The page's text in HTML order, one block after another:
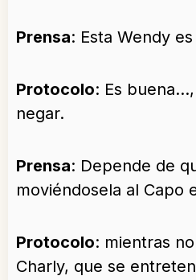
Prensa: Esta Wendy
Protocolo: Es
negar.
Prensa: Depende de
moviéndosela al Capo
Protocolo: mientras
Charly, que se